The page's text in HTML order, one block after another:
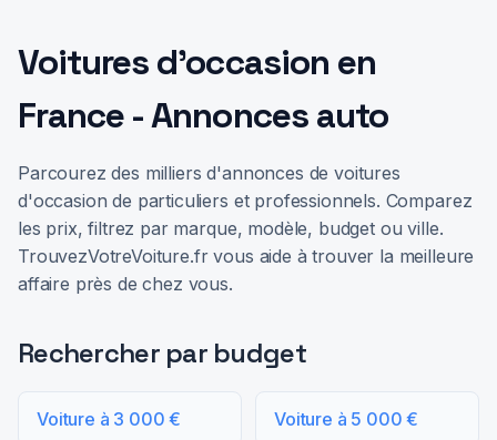
Voitures d'occasion en
France - Annonces auto
Parcourez des milliers d'annonces de voitures
d'occasion de particuliers et professionnels. Comparez
les prix, filtrez par marque, modèle, budget ou ville.
TrouvezVotreVoiture.fr vous aide à trouver la meilleure
affaire près de chez vous.
Rechercher par budget
Voiture à 3 000 € Voiture à 5 000 €